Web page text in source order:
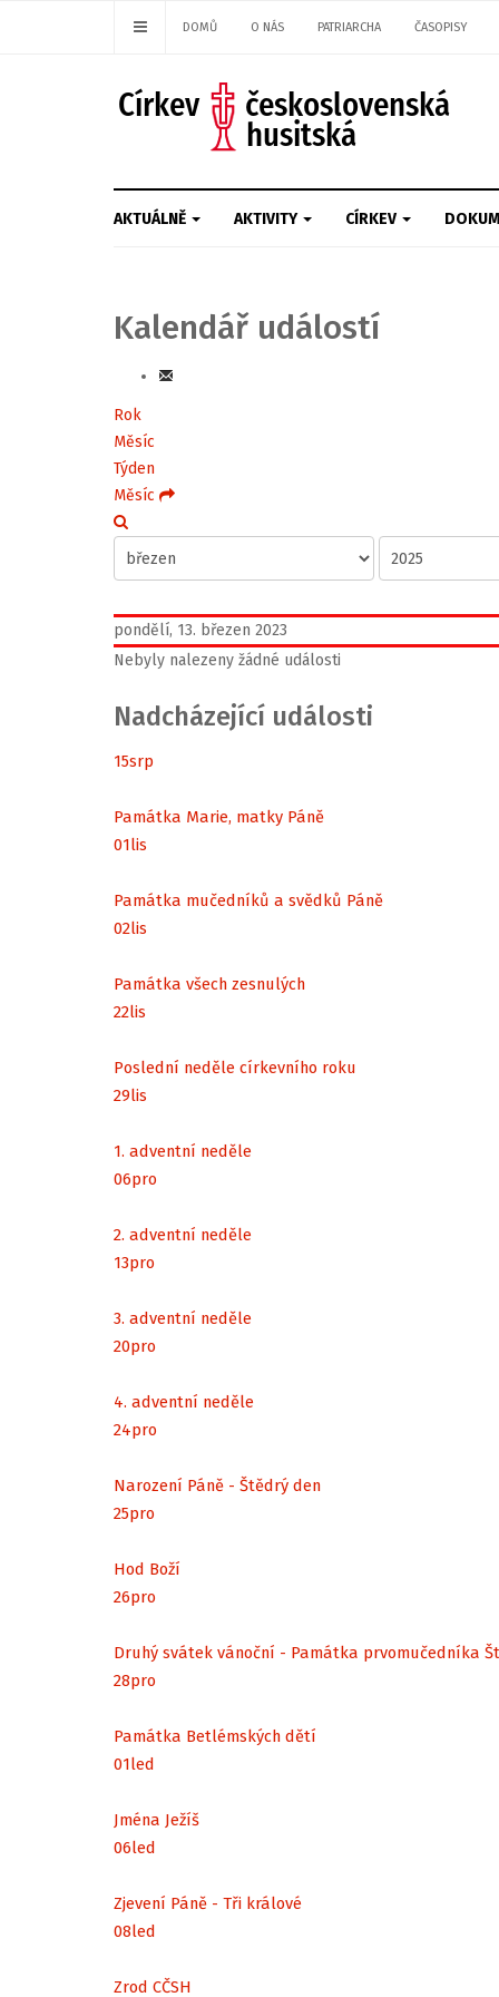
DOMŮ O NÁS PATRIARCHA ČASOPISY
AKTUÁLNĚ AKTIVITY CÍRKEV
Kalendář událostí
Rok
Měsíc
Týden
Měsíc
pondělí, 13. březen 2023
Nebyly nalezeny žádné události
Nadcházející události
15srp
Památka Marie, matky Páně
01lis
Památka mučedníků a svědků Páně
02lis
Památka všech zesnulých
22lis
Poslední neděle církevního roku
29lis
1. adventní neděle
06pro
2. adventní neděle
13pro
3. adventní neděle
20pro
4. adventní neděle
24pro
Narození Páně - Štědrý den
25pro
Hod Boží
26pro
Druhý svátek vánoční - Památka prvomučedníka
28pro
Památka Betlémských dětí
01led
Jména Ježíš
06led
Zjevení Páně - Tři králové
08led
Zrod CČSH